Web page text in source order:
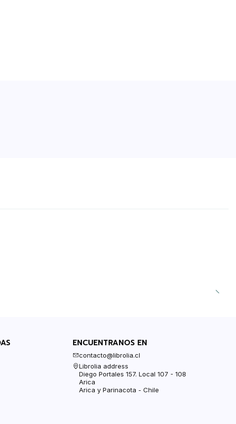
ENCUENTRANOS EN
contacto@librolia.cl
Librolia address
Diego Portales 157. Local 107 - 108
Arica
Arica y Parinacota - Chile